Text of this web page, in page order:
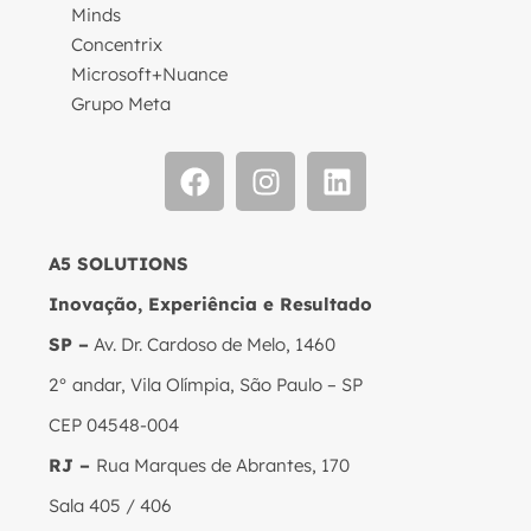
Minds
Concentrix
Microsoft+Nuance
Grupo Meta
A5 SOLUTIONS
Inovação, Experiência e Resultado
SP – Av. Dr. Cardoso de Melo, 1460
2° andar, Vila Olímpia, São Paulo – SP
CEP 04548-004
RJ – Rua Marques de Abrantes, 170
Sala 405 / 406